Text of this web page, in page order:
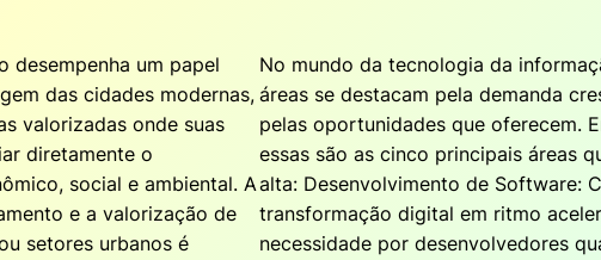
desempenha um papel
das cidades modernas,
valorizadas onde suas
diretamente o
social e ambiental. A
e a valorização de
setores urbanos é
No mundo da tecnologia da
áreas se destacam pela demanda
pelas oportunidades que oferecem.
essas são as cinco principais áreas
alta: Desenvolvimento de Software:
transformação digital em ritmo
necessidade por desenvolvedores